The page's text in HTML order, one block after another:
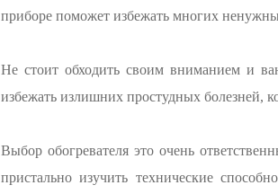
приборе поможет избежать многих
Не стоит обходить своим вниманием и
избежать излишних простудных болезней,
Выбор обогревателя это очень
пристально изучить технические